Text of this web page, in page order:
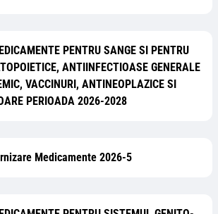
PENTRU SANGE SI PENTRU
ANTIINFECTIOASE GENERALE
VACCINURI, ANTINEOPLAZICE SI
PERIOADA 2026-2028
Medicamente 2026-5